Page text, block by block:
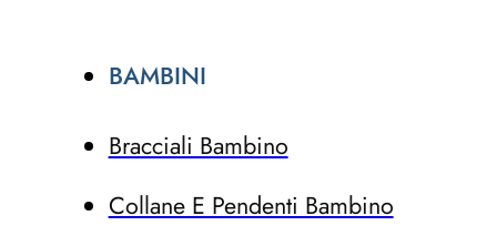
BAMBINI
Bracciali Bambino
Collane E Pendenti Bambino